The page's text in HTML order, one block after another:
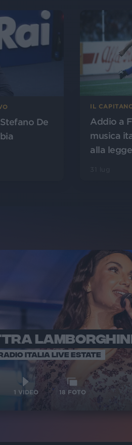
De
IL
Addio a
musica
alla
ITALIA LIVE ESTATE
1 VIDEO 18 FOTO